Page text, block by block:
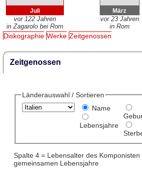
Juli
vor 122 Jahren
in Zagarolo bei Rom
März
vor 23 Jahren
in Rom
Diskographie Werke Zeitgenossen
Zeitgenossen
Länderauswahl / Sortieren
Name
Lebensjahre
Spalte 4 = Lebensalter des Komponisten
gemeinsamen Lebensjahre